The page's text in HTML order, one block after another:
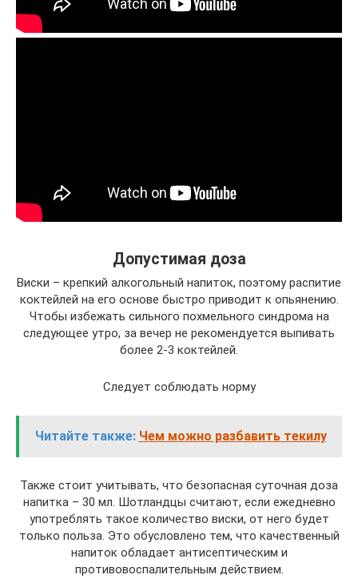
Допустимая доза
Виски – крепкий алкогольный напиток, поэтому распитие
коктейлей на его основе быстро приводит к опьянению.
Чтобы избежать сильного похмельного синдрома на
следующее утро, за вечер не рекомендуется выпивать
более 2-3 коктейлей.
Следует соблюдать норму
Читайте также: Чем можно разбавить текилу
Также стоит учитывать, что безопасная суточная доза
напитка – 30 мл. Шотландцы считают, если ежедневно
употреблять такое количество виски, от него будет
только польза. Это обусловлено тем, что качественный
напиток обладает антисептическим и
противовоспалительным действием.